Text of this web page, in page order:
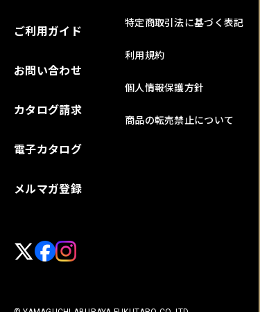
ご利用ガイド
お問い合わせ
カタログ請求
電子カタログ
メルマガ登録
特定商取引法に基づく表記
利用規約
個人情報保護方針
商品の転売禁止について